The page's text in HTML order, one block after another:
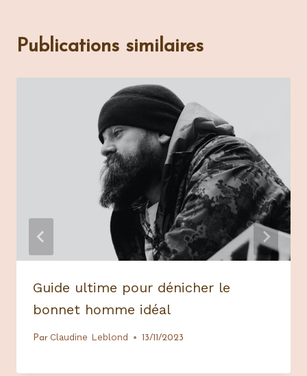
Publications similaires
Guide ultime pour dénicher le
bonnet homme idéal
Par Claudine Leblond 13/11/2023